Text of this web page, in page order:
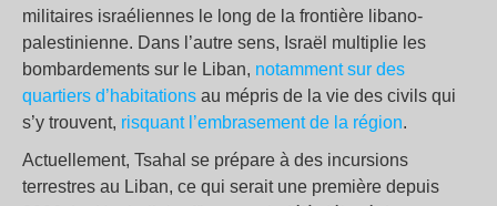
militaires israéliennes le long de la frontière libano-
palestinienne. Dans l’autre sens, Israël multiplie les
bombardements sur le Liban, notamment sur des
quartiers d’habitations au mépris de la vie des civils qui
s’y trouvent, risquant l’embrasement de la région.
Actuellement, Tsahal se prépare à des incursions
terrestres au Liban, ce qui serait une première depuis